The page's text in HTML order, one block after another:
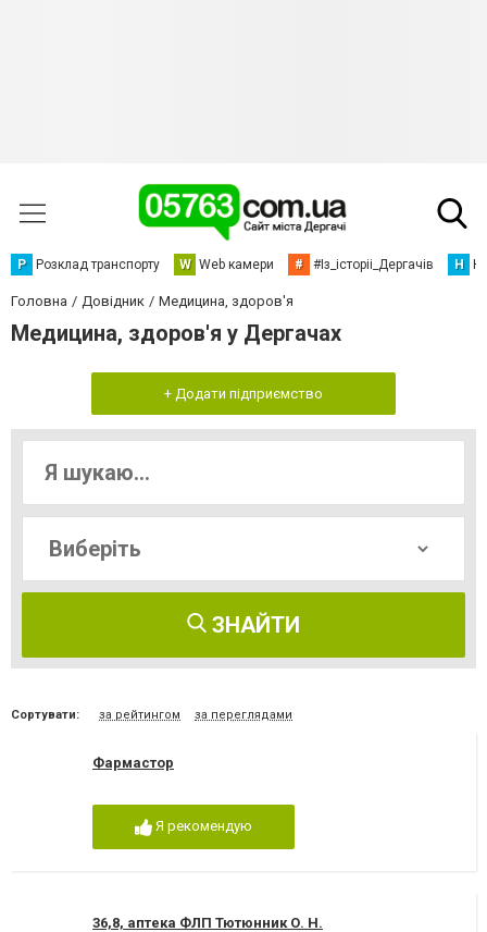
Р Розклад транспорту W Web камери # #Із_історіі_Дергачів Н
Головна Довідник Медицина, здоров'я
Медицина, здоров'я у Дергачах
+ Додати підприємство
ЗНАЙТИ
Сортувати: за рейтингом за переглядами
Фармастор
Я рекомендую
36,8, аптека ФЛП Тютюнник О. Н.